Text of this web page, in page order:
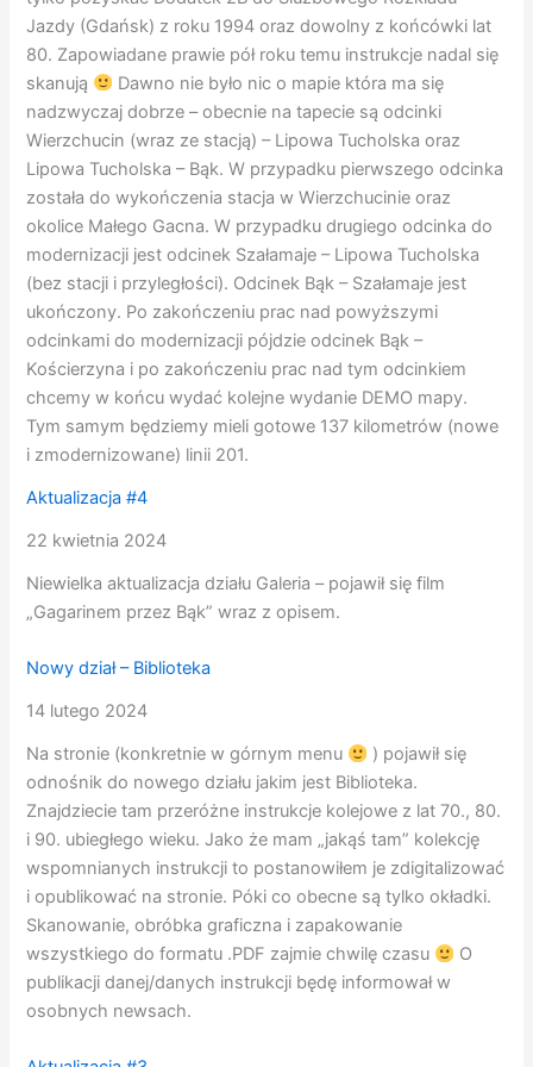
Jazdy (Gdańsk) z roku 1994 oraz dowolny z końcówki lat
80. Zapowiadane prawie pół roku temu instrukcje nadal się
skanują
Dawno nie było nic o mapie która ma się
nadzwyczaj dobrze – obecnie na tapecie są odcinki
Wierzchucin (wraz ze stacją) – Lipowa Tucholska oraz
Lipowa Tucholska – Bąk. W przypadku pierwszego odcinka
została do wykończenia stacja w Wierzchucinie oraz
okolice Małego Gacna. W przypadku drugiego odcinka do
modernizacji jest odcinek Szałamaje – Lipowa Tucholska
(bez stacji i przyległości). Odcinek Bąk – Szałamaje jest
ukończony. Po zakończeniu prac nad powyższymi
odcinkami do modernizacji pójdzie odcinek Bąk –
Kościerzyna i po zakończeniu prac nad tym odcinkiem
chcemy w końcu wydać kolejne wydanie DEMO mapy.
Tym samym będziemy mieli gotowe 137 kilometrów (nowe
i zmodernizowane) linii 201.
Aktualizacja #4
22 kwietnia 2024
Niewielka aktualizacja działu Galeria – pojawił się film
„Gagarinem przez Bąk” wraz z opisem.
Nowy dział – Biblioteka
14 lutego 2024
Na stronie (konkretnie w górnym menu
) pojawił się
odnośnik do nowego działu jakim jest Biblioteka.
Znajdziecie tam przeróżne instrukcje kolejowe z lat 70., 80.
i 90. ubiegłego wieku. Jako że mam „jakąś tam” kolekcję
wspomnianych instrukcji to postanowiłem je zdigitalizować
i opublikować na stronie. Póki co obecne są tylko okładki.
Skanowanie, obróbka graficzna i zapakowanie
wszystkiego do formatu .PDF zajmie chwilę czasu
O
publikacji danej/danych instrukcji będę informował w
osobnych newsach.